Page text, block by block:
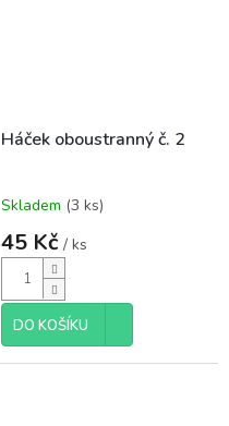
Háček oboustranný č. 2
Skladem (3 ks)
45 Kč / ks
DO KOŠÍKU